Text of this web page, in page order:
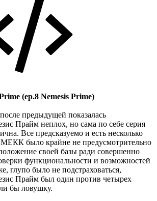
(ep.8 Nemesis Prime)
предыдущей показалась
Прайм неплох, но сама по себе серия
Все предсказуемо и есть несколько
было крайне не предусмотрительно
своей базы ради совершенно
функциональности и возможностей
глупо было не подстраховаться,
Прайм был один против четырех
бы ловушку.